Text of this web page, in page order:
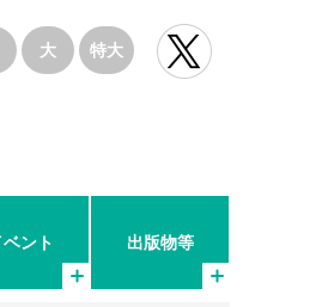
大 特大
ベント 出版物等